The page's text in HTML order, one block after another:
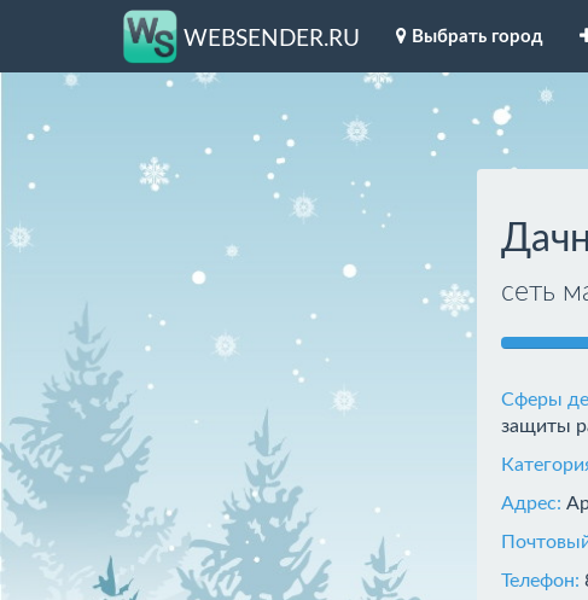
WEBSENDER.RU Выбрать город
сеть
Сферы
защиты
Адрес:
Телефон: